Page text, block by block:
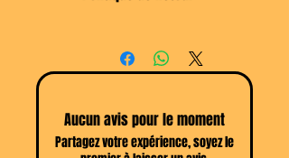
de la série Eevolution en
Il y en a 9 à collectionner
jours selon les
CGV
Aucun avis pour le moment
Partagez votre expérience, soyez le